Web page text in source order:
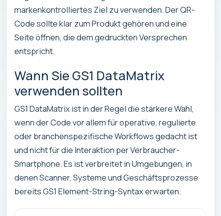
markenkontrolliertes Ziel zu verwenden. Der QR-
Code sollte klar zum Produkt gehören und eine
Seite öffnen, die dem gedruckten Versprechen
entspricht.
Wann Sie GS1 DataMatrix
verwenden sollten
GS1 DataMatrix ist in der Regel die stärkere Wahl,
wenn der Code vor allem für operative, regulierte
oder branchenspezifische Workflows gedacht ist
und nicht für die Interaktion per Verbraucher-
Smartphone. Es ist verbreitet in Umgebungen, in
denen Scanner, Systeme und Geschäftsprozesse
bereits GS1 Element-String-Syntax erwarten.